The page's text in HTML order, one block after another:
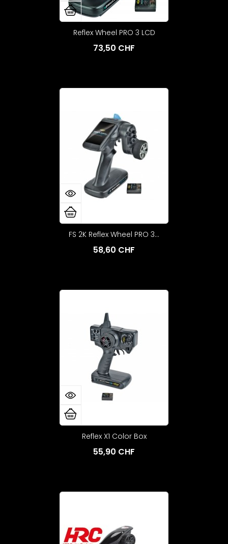
Reflex Wheel PRO 3 LCD
73,50 CHF
FS 2K Reflex Wheel PRO 3...
58,60 CHF
Reflex X1 Color Box
55,90 CHF